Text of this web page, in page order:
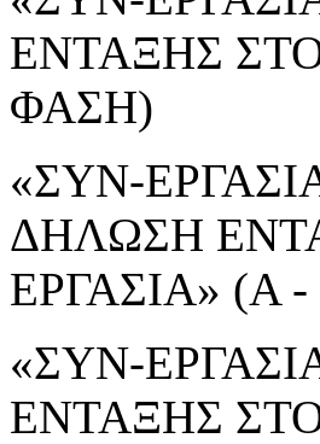
ΕΝΤΑΞΗΣ
ΦΑΣΗ)
«ΣΥΝ-
ΔΗΛΩΣΗ
ΕΡΓΑΣΙΑ»
«ΣΥΝ-
ΕΝΤΑΞΗΣ